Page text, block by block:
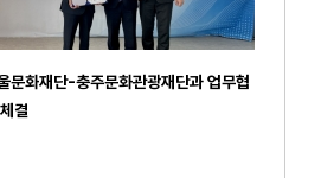
문화재단-충주문화관광재단과 업무협
결